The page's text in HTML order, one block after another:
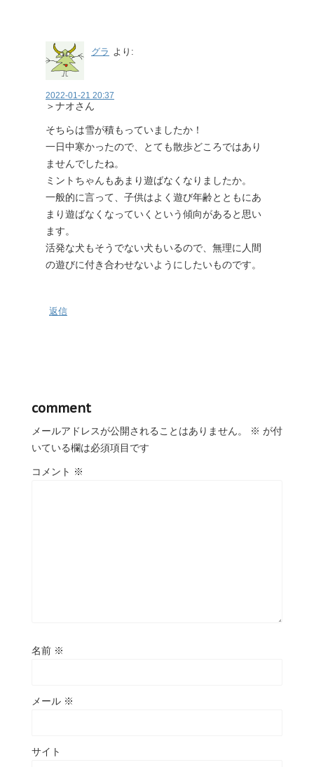
グラ より:
2022-01-21 20:37
＞ナオさん
そちらは雪が積もっていましたか！
一日中寒かったので、とても散歩どころではあり
ませんでしたね。
ミントちゃんもあまり遊ばなくなりましたか。
一般的に言って、子供はよく遊び年齢とともにあ
まり遊ばなくなっていくという傾向があると思い
ます。
活発な犬もそうでない犬もいるので、無理に人間
の遊びに付き合わせないようにしたいものです。
返信
comment
メールアドレスが公開されることはありません。 ※ が付
いている欄は必須項目です
コメント ※
名前 ※
メール ※
サイト